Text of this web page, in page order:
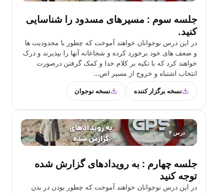
جلسه سوم : مسیرهای مسدود را شناسایی
کنید.
در این درس نوجوانان خواهند آموخت که چطور با محدودیت ها
و ضعف های خود برخورد کرده و شجاعانه آنها را بپذیرند و درک
خواهند کرد که با تکیه بر کلام خدا و کمک گرفتن درصورت
انتخاب اشتباه و خروج از مسیر اص…
نسخه برگزار کننده نسخه نوجوان
درس ۴
جلسه چهارم : به رویدادهای گزارش شده
توجه کنید
در این درس نوجوانان خواهند آموخت که چطور بودن در بدن